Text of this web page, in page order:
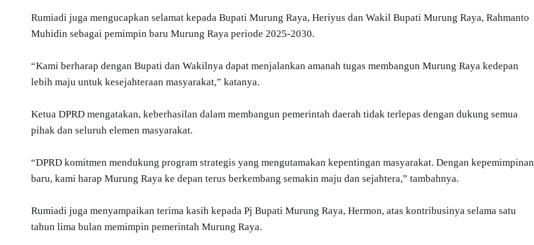
Rumiadi juga mengucapkan selamat kepada Bupati Murung Raya, Heriyus dan Wakil Bupati Murung Raya, Rahmanto
Muhidin sebagai pemimpin baru Murung Raya periode 2025-2030.
“Kami berharap dengan Bupati dan Wakilnya dapat menjalankan amanah tugas membangun Murung Raya kedepan
lebih maju untuk kesejahteraan masyarakat,” katanya.
Ketua DPRD mengatakan, keberhasilan dalam membangun pemerintah daerah tidak terlepas dengan dukung semua
pihak dan seluruh elemen masyarakat.
“DPRD komitmen mendukung program strategis yang mengutamakan kepentingan masyarakat. Dengan kepemimpinan
baru, kami harap Murung Raya ke depan terus berkembang semakin maju dan sejahtera,” tambahnya.
Rumiadi juga menyampaikan terima kasih kepada Pj Bupati Murung Raya, Hermon, atas kontribusinya selama satu
tahun lima bulan memimpin pemerintah Murung Raya.